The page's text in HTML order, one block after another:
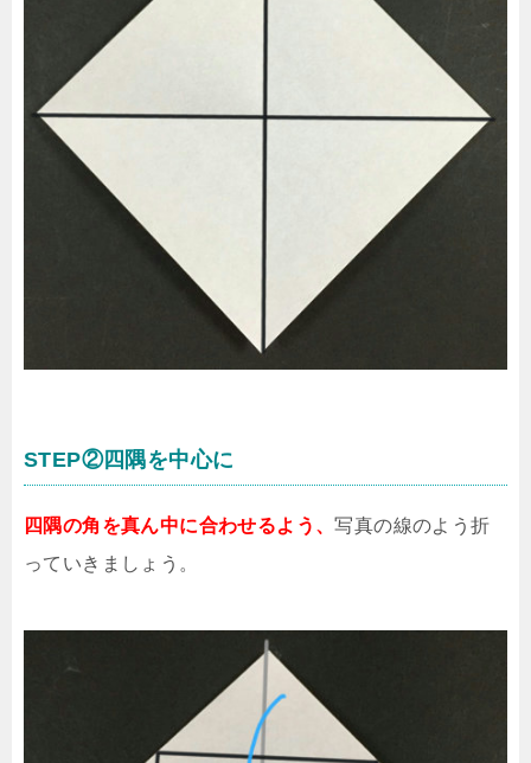
STEP②四隅を中心に
四隅の角を真ん中に合わせるよう、写真の線のよう折
っていきましょう。